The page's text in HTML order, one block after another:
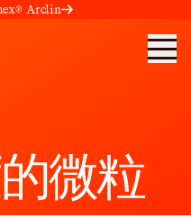
Arclin
的微粒